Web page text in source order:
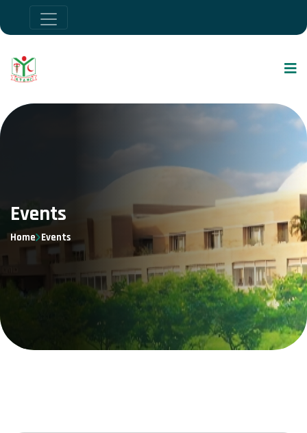
Events
Home Events